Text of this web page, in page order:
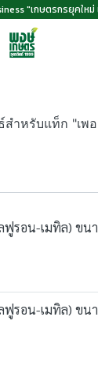
"เกษตรกรยุคให
สำหรับแท็ก "เพ
ฟูรอน-เมทิล) ขน
ฟูรอน-เมทิล) ขน